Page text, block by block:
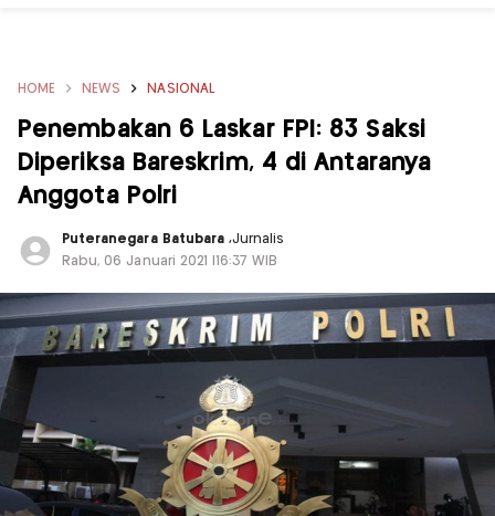
HOME NEWS NASIONAL
Penembakan 6 Laskar FPI: 83 Saksi
Diperiksa Bareskrim, 4 di Antaranya
Anggota Polri
Puteranegara Batubara,Jurnalis
Rabu, 06 Januari 2021 |16:37 WIB